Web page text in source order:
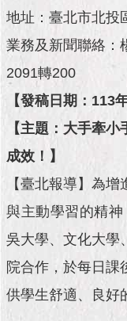
政
公
告
施
政
景
及
成
果
市
政
料
館
地址：臺北市北投
業務及新聞聯絡
2091轉200
【發稿日期：113
【主題：大手牽
成效！】
【臺北報導】為
與主動學習的精
吳大學、文化大學
院合作，於每日課
供學生舒適、良好